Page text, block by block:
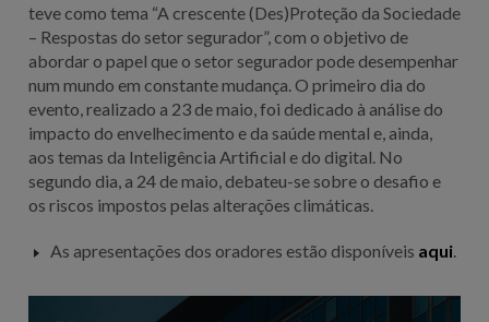
teve como tema “A crescente (Des)Proteção da Sociedade
– Respostas do setor segurador”, com o objetivo de
abordar o papel que o setor segurador pode desempenhar
num mundo em constante mudança. O primeiro dia do
evento, realizado a 23 de maio, foi dedicado à análise do
impacto do envelhecimento e da saúde mental e, ainda,
aos temas da Inteligência Artificial e do digital. No
segundo dia, a 24 de maio, debateu-se sobre o desafio e
os riscos impostos pelas alterações climáticas.
As apresentações dos oradores estão disponíveis aqui.